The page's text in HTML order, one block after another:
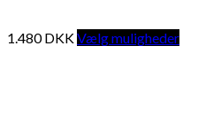
1.480DKKVælg muligheder